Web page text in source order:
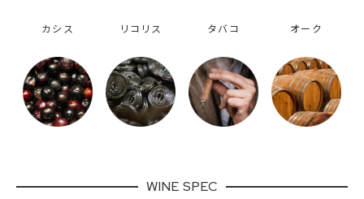
カシス リコリス タバコ オーク
WINE SPEC